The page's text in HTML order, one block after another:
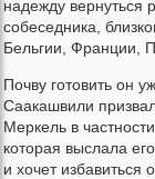
надежду вернуться
собеседника,
Бельгии, Франции,
Почву готовить он
Саакашвили
Меркель в
которая выслала
и хочет избавиться